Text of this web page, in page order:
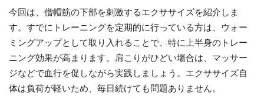
今回は、僧帽筋の下部を刺激するエクササイズを紹介しま
す。すでにトレーニングを定期的に行っている方は、ウォー
ミングアップとして取り入れることで、特に上半身のトレー
ニング効果が高まります。肩こりがひどい場合は、マッサー
ジなどで血行を促しながら実践しましょう。エクササイズ自
体は負荷が軽いため、毎日続けても問題ありません。